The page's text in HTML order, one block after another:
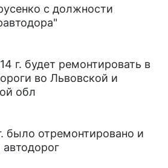
с должности
г. будет ремонтировать в
во Львовской и
обл
было отремонтировано и